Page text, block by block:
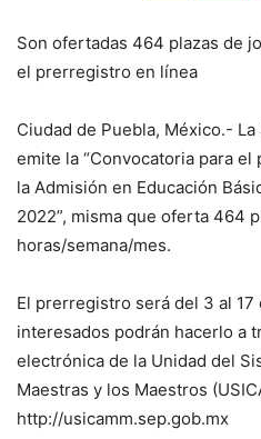
Son ofertadas 464 plazas de
el prerregistro en línea
Ciudad de Puebla, México.-
emite la “Convocatoria para
la Admisión en Educación
2022”, misma que oferta 464
horas/semana/mes.
El prerregistro será del 3 al 17
interesados podrán hacerlo a
electrónica de la Unidad del
Maestras y los Maestros
http://usicamm.sep.gob.mx